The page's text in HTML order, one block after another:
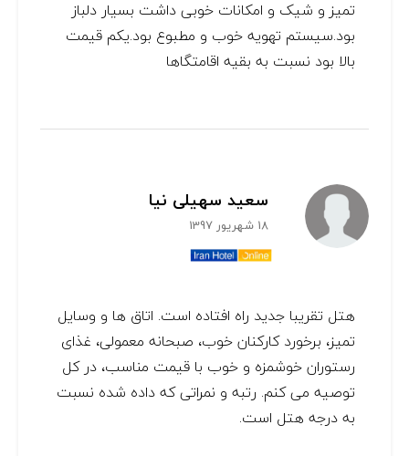
تمیز و شیک و امکانات خوبی داشت بسیار دلباز
بود.سیستم تهویه خوب و مطبوع بود.یکم قیمت
بالا بود نسبت به بقیه اقامتگاها
سعید سهیلی نیا
18 شهریور 1397
هتل تقریبا جدید راه افتاده است. اتاق ها و وسایل
تمیز، برخورد کارکنان خوب، صبحانه معمولی، غذای
رستوران خوشمزه و خوب با قیمت مناسب، در کل
توصیه می کنم. رتبه و نمراتی که داده شده نسبت
به درجه هتل است.